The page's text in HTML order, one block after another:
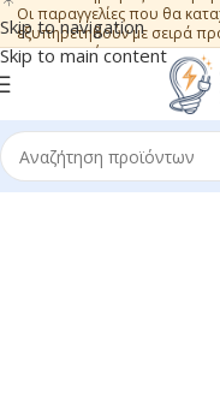
Skip to navigation
Skip to main content
Οι παραγγελίες που θα
εξυπηρετηθούν με σειρά
ευχαριστούμε για την